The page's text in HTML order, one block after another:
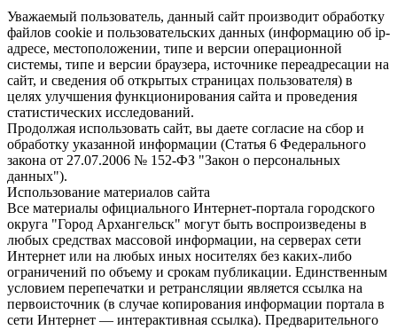
Уважаемый пользователь, данный сайт производит обработку
файлов cookie и пользовательских данных (информацию об ip-
адресе, местоположении, типе и версии операционной
системы, типе и версии браузера, источнике переадресации на
сайт, и сведения об открытых страницах пользователя) в
целях улучшения функционирования сайта и проведения
статистических исследований.
Продолжая использовать сайт, вы даете согласие на сбор и
обработку указанной информации (Статья 6 Федерального
закона от 27.07.2006 № 152-ФЗ "Закон о персональных
данных").
Использование материалов сайта
Все материалы официального Интернет-портала городского
округа "Город Архангельск" могут быть воспроизведены в
любых средствах массовой информации, на серверах сети
Интернет или на любых иных носителях без каких-либо
ограничений по объему и срокам публикации. Единственным
условием перепечатки и ретрансляции является ссылка на
первоисточник (в случае копирования информации портала в
сети Интернет — интерактивная ссылка). Предварительного